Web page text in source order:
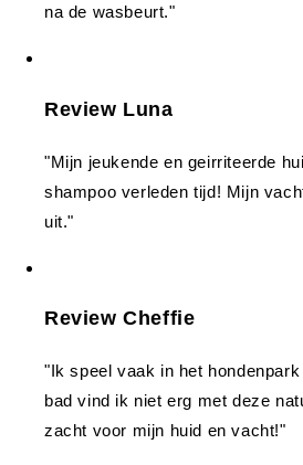
na de wasbeurt."
Review Luna
"Mijn jeukende en geirriteerde
shampoo verleden tijd! Mijn
uit."
Review Cheffie
"Ik speel vaak in het
bad vind ik niet erg met deze
zacht voor mijn huid en vacht!"